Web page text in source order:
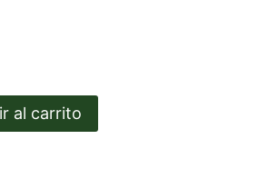
al carrito